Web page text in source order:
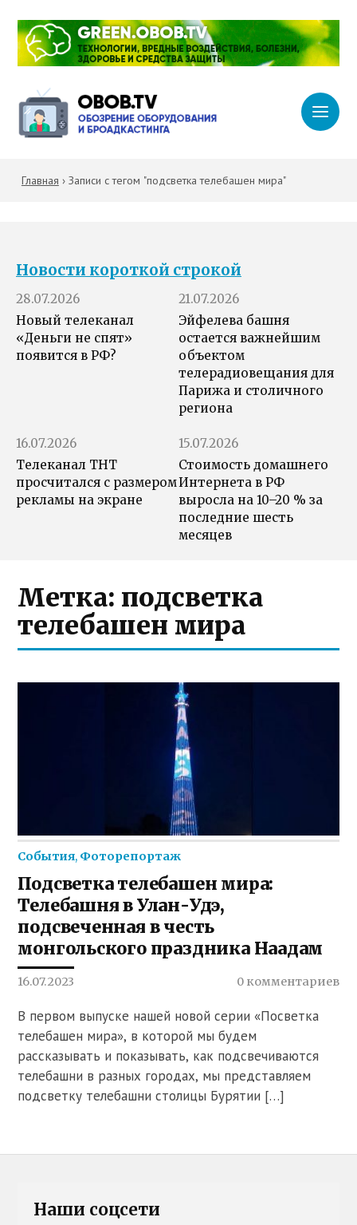
Главная › Записи с тегом "подсветка телебашен мира"
Новости короткой строкой
28.07.2026
Новый телеканал
«Деньги не спят»
появится в РФ?
21.07.2026
Эйфелева башня
остается важнейшим
объектом
телерадиовещания для
Парижа и столичного
региона
16.07.2026
Телеканал ТНТ
просчитался с размером
рекламы на экране
15.07.2026
Стоимость домашнего
Интернета в РФ
выросла на 10–20 % за
последние шесть
месяцев
Метка: подсветка
телебашен мира
События, Фоторепортаж
Подсветка телебашен мира:
Телебашня в Улан-Удэ,
подсвеченная в честь
монгольского праздника Наадам
16.07.2023 0 комментариев
В первом выпуске нашей новой серии «Посветка
телебашен мира», в которой мы будем
рассказывать и показывать, как подсвечиваются
телебашни в разных городах, мы представляем
подсветку телебашни столицы Бурятии […]
Наши соцсети